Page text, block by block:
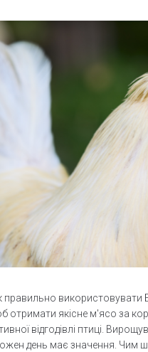
правильно
отримати якісне м'ясо за
відгодівлі птиці.
день має значення. Чим